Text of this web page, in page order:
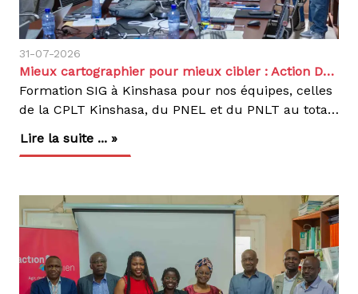
31-07-2026
Mieux cartographier pour mieux cibler : Action Damien renforce ses compétences géospatiales en RDC
Formation SIG à Kinshasa pour nos équipes, celles
de la CPLT Kinshasa, du PNEL et du PNLT au total 12 participants Du 27 au 31 juillet 2026, nous avons réuni douze participants issus de notre service médical, de la Coordination Provinciale Lèpre et Tuberculose de Kinshasa (CPLT) du Programme National d'Élimination de la Lèpre (PNEL) et du Programme National de Lutte contre la Tuberculose (PNLT), pour une formation d'initiation aux Systèmes d'Information Géographique (SIG), avec comme objectif de mieux cartographier nos zones d'intervention afin de lutter plus efficacement contre la lèpre et la tuberculose en République démocratique du Congo.Actif dans 9 provinces du pays contre la lèpre, la tuberculose et les maladies tropicales négligées (MTN), en appui aux deux programmes nationaux à travers nos différents projets, nos équipes produisent chaque mois un volume important de données de terrain, dont l'exploitation spatiale reste encore peu développée. C'est à ce besoin que répond cette formation.Animée par la Fondation Flowminder, dans le cadre d’un partenariat, la session s'est articulée en quatre étapes progressives : comprendre les fondamentaux de la donnée géospatiale, se familiariser avec le logiciel QGIS et les concepts cartographiques, préparer et géoréférencés des données fiables, puis produire des cartes exploitables pour la planification, le suivi et l'évaluation de nos programmes. Les travaux pratiques ont porté sur l'import et la gestion de données géographiques des zones de santé, localités, établissements de santé, ainsi que sur la visualisation et la production cartographiques.Pourquoi les SIG ?La cartographie numérique nous permet d'améliorer le ciblage des populations prioritaires, de visualiser précisément nos zones d'activité et de suivre les indicateurs de couverture de nos programmes. Elle rend visible ce qu'un tableau de données ne montre pas : les zones encore mal couvertes par le dépistage et les structures les plus éloignées de nos circuits d'appui.Former ensemble nos équipes et celles du PNEL et du PNLT permet à chacun de produire, lire et discuter les mêmes cartes. C'est la condition d'une microplanification réellement conjointe. L'implication des programmes nationaux d'élimination de la lèpre et de lutte contre la tuberculose garantit l'appropriation des outils développés et la durabilité des compétences acquises au-delà d'Action Damien.Les compétences acquises seront intégrées aux pratiques de travail de nos équipes : planification des activités de dépistage, préparation des missions de terrain et documentation de nos résultats auprès de nos partenaires techniques et financiers mais aussi dans la prise des décisions. Une manière, pour nous et pour nos partenaires, de mettre des outils opérationnels au service d'une meilleure planification des interventions et d'un accès élargi au dépistage et aux soins..Agir, c'est contagieux !
Lire la suite ... »